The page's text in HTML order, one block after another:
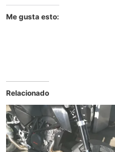
Me gusta esto:
Relacionado